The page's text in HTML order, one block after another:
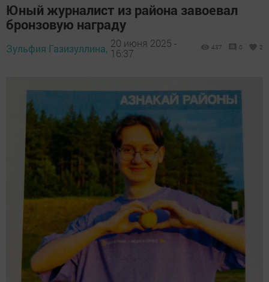
Юный журналист из района завоевал
бронзовую награду
Зульфия Газизуллина, 20 июня 2025 -
16:37
437 0 2